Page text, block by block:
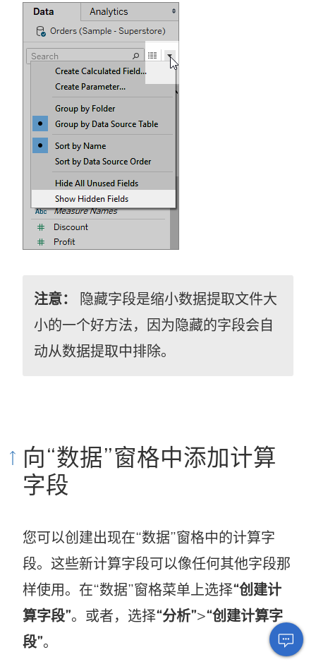
注意：
隐藏字段是缩小数据提取文件大
小的一个好方法，因为隐藏的字段会自
动从数据提取中排除。
向“数据”窗格中添加计算
字段
您可以创建出现在“数据”窗格中的计算字
段。这些新计算字段可以像任何其他字段那
样使用。在“数据”窗格菜单上选择“创建计
算字段”。或者，选择“分析”>“创建计算字
段”。